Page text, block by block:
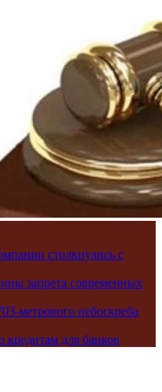
столкнулись с
запрета современных
метрового небоскреба
кредитам для банков